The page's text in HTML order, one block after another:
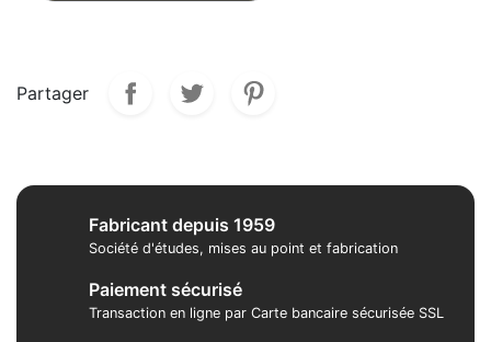
Partager
Fabricant depuis 1959
Société d'études, mises au point et fabrication
Paiement sécurisé
Transaction en ligne par Carte bancaire sécurisée SSL